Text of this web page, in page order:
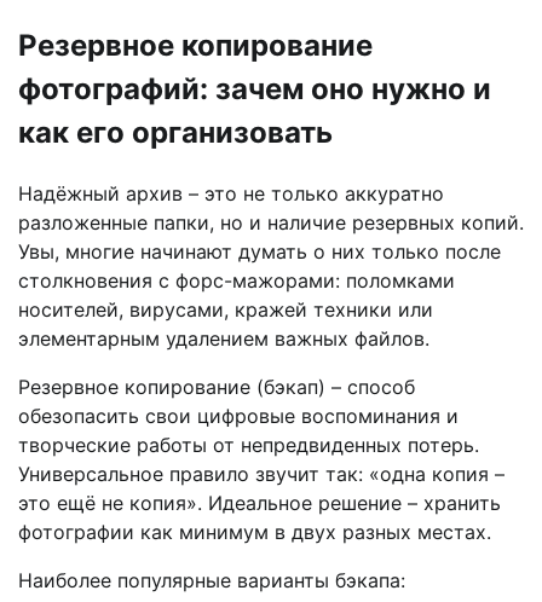
Резервное копирование
фотографий: зачем оно нужно и
как его организовать
Надёжный архив – это не только аккуратно
разложенные папки, но и наличие резервных копий.
Увы, многие начинают думать о них только после
столкновения с форс-мажорами: поломками
носителей, вирусами, кражей техники или
элементарным удалением важных файлов.
Резервное копирование (бэкап) – способ
обезопасить свои цифровые воспоминания и
творческие работы от непредвиденных потерь.
Универсальное правило звучит так: «одна копия –
это ещё не копия». Идеальное решение – хранить
фотографии как минимум в двух разных местах.
Наиболее популярные варианты бэкапа: